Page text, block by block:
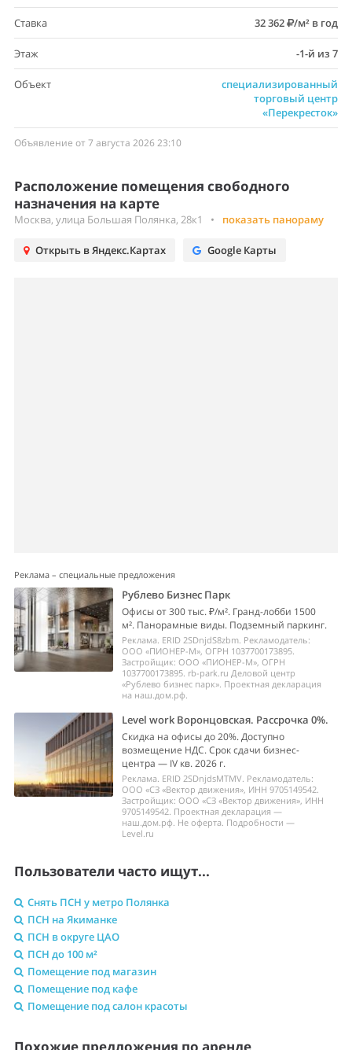
Ставка 32 362 /м² в год
Этаж -1-й из 7
Объект
специализированный
торговый центр
«Перекресток»
Объявление от 7 августа 2026 23:10
Расположение помещения свободного
назначения на карте
Москва, улица Большая Полянка, 28к1 • показать панораму
Открыть в Яндекс.Картах Google Карты
Реклама – специальные предложения
Рублево Бизнес Парк
Офисы от 300 тыс. ₽/м². Гранд-лобби 1500
м². Панорамные виды. Подземный паркинг.
Реклама. ERID 2SDnjdS8zbm. Рекламодатель:
ООО «ПИОНЕР-М», ОГРН 1037700173895.
Застройщик: ООО «ПИОНЕР-М», ОГРН
1037700173895. rb-park.ru Деловой центр
«Рублево бизнес парк». Проектная декларация
на наш.дом.рф.
Level work Воронцовская. Рассрочка 0%.
Скидка на офисы до 20%. Доступно
возмещение НДС. Срок сдачи бизнес-
центра — IV кв. 2026 г.
Реклама. ERID 2SDnjdsMTMV. Рекламодатель:
ООО «СЗ «Вектор движения», ИНН 9705149542.
Застройщик: ООО «СЗ «Вектор движения», ИНН
9705149542. Проектная декларация —
наш.дом.рф. Не оферта. Подробности —
Level.ru
Пользователи часто ищут...
Снять ПСН у метро Полянка
ПСН на Якиманке
ПСН в округе ЦАО
ПСН до 100 м²
Помещение под магазин
Помещение под кафе
Помещение под салон красоты